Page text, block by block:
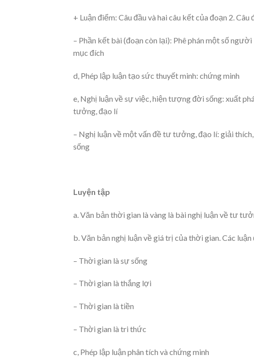
+ Luận điểm: Câu đầu và hai câu kết của đoạn 2. Câu
– Phần kết bài (đoạn còn lại): Phê phán một số
mục đích
d, Phép lập luận tạo sức thuyết minh: chứng minh
e, Nghị luận về sự việc, hiện tượng đời sống: xuất
tưởng, đạo lí
– Nghị luận về một vấn đề tư tưởng, đạo lí: giải
sống
Luyện tập
a. Văn bản thời gian là vàng là bài nghị luận về tư
b. Văn bản nghị luận về giá trị của thời gian. Các luận
– Thời gian là sự sống
– Thời gian là thắng lợi
– Thời gian là tiền
– Thời gian là tri thức
c, Phép lập luận phân tích và chứng minh